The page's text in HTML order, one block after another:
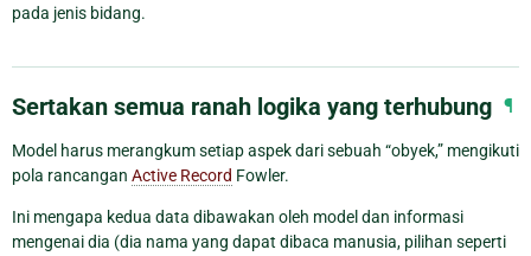
pada jenis bidang.
Sertakan semua ranah logika yang terhubung ¶
Model harus merangkum setiap aspek dari sebuah “obyek,” mengikuti
pola rancangan Active Record Fowler.
Ini mengapa kedua data dibawakan oleh model dan informasi
mengenai dia (dia nama yang dapat dibaca manusia, pilihan seperti